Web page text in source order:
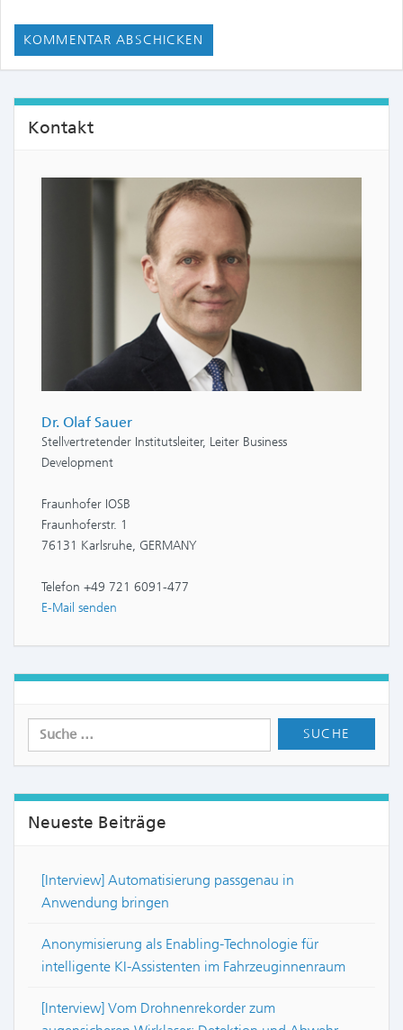
Kontakt
Dr. Olaf Sauer
Stellvertretender Institutsleiter, Leiter Business
Development
Fraunhofer IOSB
Fraunhoferstr. 1
76131 Karlsruhe, GERMANY
Telefon +49 721 6091-477
E-Mail senden
Neueste Beiträge
[Interview] Automatisierung passgenau in
Anwendung bringen
Anonymisierung als Enabling-Technologie für
intelligente KI-Assistenten im Fahrzeuginnenraum
[Interview] Vom Drohnenrekorder zum